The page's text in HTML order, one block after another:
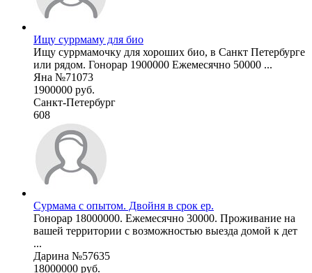
Ищу суррмаму для био
Ищу суррмамочку для хороших био, в Санкт Петербурге
или рядом. Гонорар 1900000 Ежемесячно 50000 ...
Яна №71073
1900000 руб.
Санкт-Петербург
608
Сурмама с опытом. Двойня в срок ер.
Гонорар 18000000. Ежемесячно 30000. Проживание на
вашей территории с возможностью выезда домой к дет
...
Дарина №57635
18000000 руб.